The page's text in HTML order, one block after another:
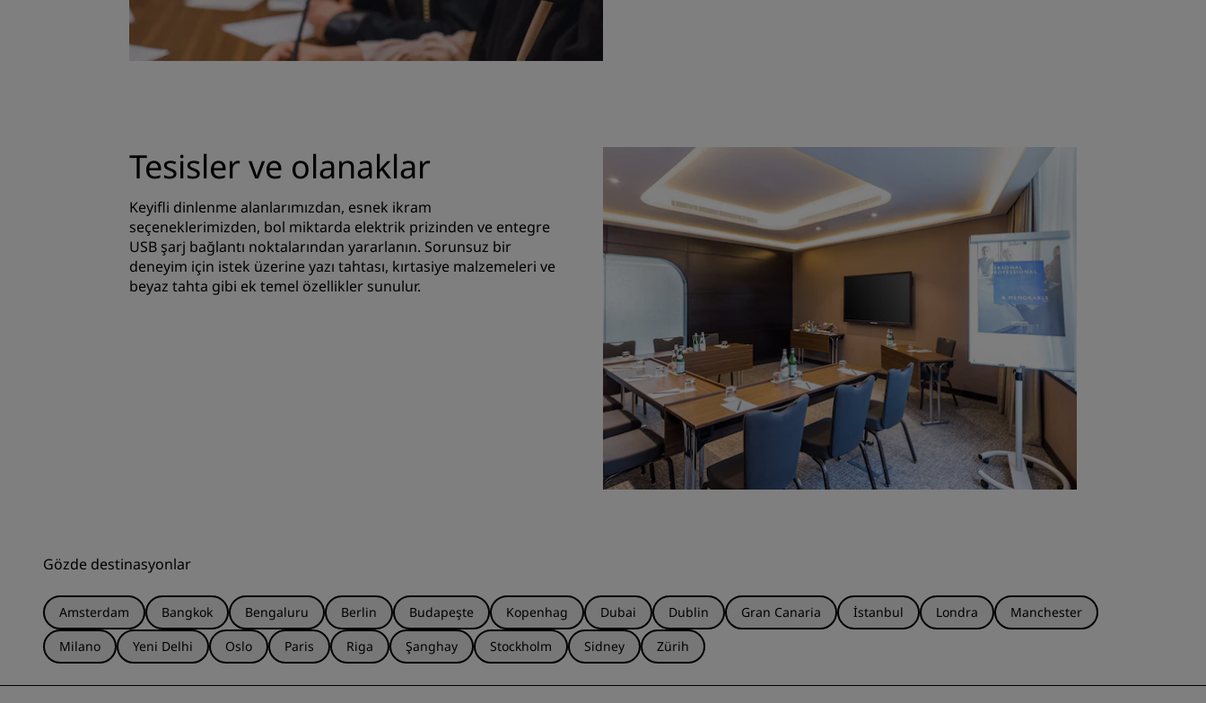
Tesisler ve olanaklar
Keyifli dinlenme alanlarımızdan, esnek ikram
seçeneklerimizden, bol miktarda elektrik prizinden ve entegre
USB şarj bağlantı noktalarından yararlanın. Sorunsuz bir
deneyim için istek üzerine yazı tahtası, kırtasiye malzemeleri ve
beyaz tahta gibi ek temel özellikler sunulur.
Gözde destinasyonlar
Amsterdam Bangkok Bengaluru Berlin Budapeşte Kopenhag Dubai Dublin Gran Canaria İstanbul Londra
Manchester
Milano
Yeni Delhi Oslo Paris Riga Şanghay Stockholm Sidney Zürih